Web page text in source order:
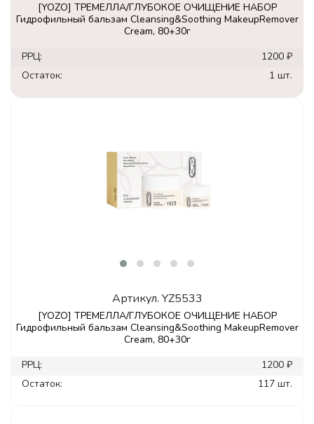
[YOZO] ТРЕМЕЛЛА/ГЛУБОКОЕ ОЧИЩЕНИЕ НАБОР
Гидрофильный бальзам Cleansing&Soothing MakeupRemover
Cream, 80+30г
РРЦ:
1200 ₽
Остаток:
1 шт.
Артикул. YZ5533
[YOZO] ТРЕМЕЛЛА/ГЛУБОКОЕ ОЧИЩЕНИЕ НАБОР
Гидрофильный бальзам Cleansing&Soothing MakeupRemover
Cream, 80+30г
РРЦ:
1200 ₽
Остаток:
117 шт.